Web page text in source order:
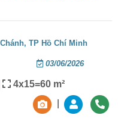
TP Hồ Chí Minh
03/06/2026
| 4x15=60 m²